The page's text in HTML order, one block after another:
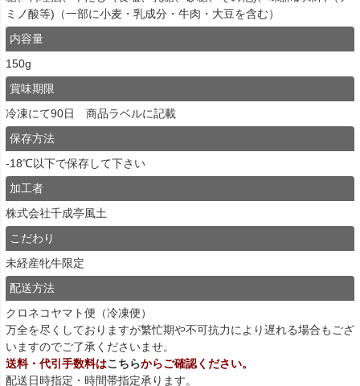
ミノ酸等)（一部に小麦・乳成分・牛肉・大豆を含む）
内容量
150g
賞味期限
冷凍にて90日 商品ラベルに記載
保存方法
-18℃以下で保存して下さい
加工者
株式会社千成亭風土
こだわり
未経産牝牛限定
配送方法
クロネコヤマト便（冷凍便）
万全を尽くしておりますが繁忙期や不可抗力により遅れる場合もござ
いますのでご了承くださいませ。
送料・代引手数料はこちらからご確認ください。
配送日時指定・時間帯指定承ります。